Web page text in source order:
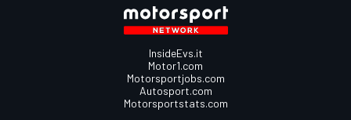
InsideEvs.it
Motor1.com
Motorsportjobs.com
Autosport.com
Motorsportstats.com